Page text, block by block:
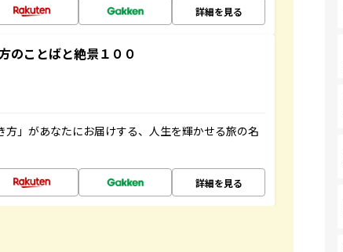
詳細を見る
のことばと絶景１００
」があなたにお届けする、人生を輝かせる旅の名
詳細を見る